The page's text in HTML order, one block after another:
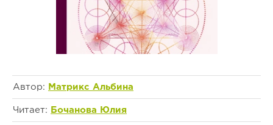
Автор: Матрикс Альбина
Читает: Бочанова Юлия